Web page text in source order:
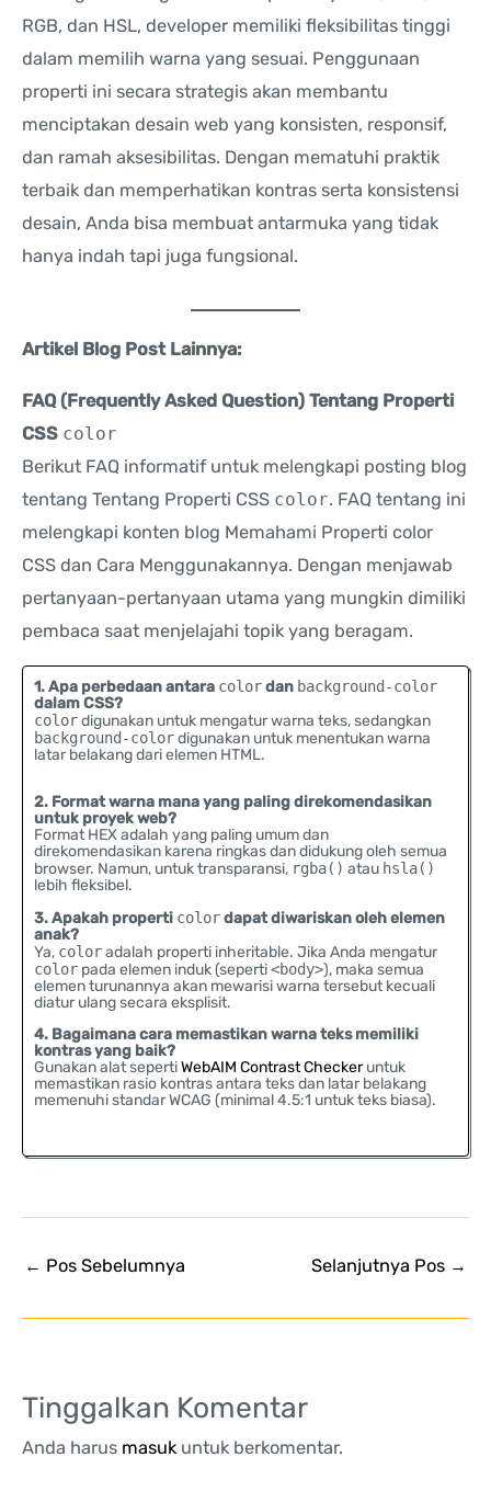
RGB, dan HSL, developer memiliki fleksibilitas tinggi
dalam memilih warna yang sesuai. Penggunaan
properti ini secara strategis akan membantu
menciptakan desain web yang konsisten, responsif,
dan ramah aksesibilitas. Dengan mematuhi praktik
terbaik dan memperhatikan kontras serta konsistensi
desain, Anda bisa membuat antarmuka yang tidak
hanya indah tapi juga fungsional.
Artikel Blog Post Lainnya:
FAQ (Frequently Asked Question) Tentang Properti
CSS color
Berikut FAQ informatif untuk melengkapi posting blog
tentang Tentang Properti CSS color. FAQ tentang ini
melengkapi konten blog Memahami Properti color
CSS dan Cara Menggunakannya. Dengan menjawab
pertanyaan-pertanyaan utama yang mungkin dimiliki
pembaca saat menjelajahi topik yang beragam.
1. Apa perbedaan antara colordan background-color
dalam CSS?
colordigunakan untuk mengatur warna teks, sedangkan
background-colordigunakan untuk menentukan warna
latar belakang dari elemen HTML.
2. Format warna mana yang paling direkomendasikan
untuk proyek web?
Format HEX adalah yang paling umum dan
direkomendasikan karena ringkas dan didukung oleh semua
browser. Namun, untuk transparansi, rgba() atau hsla()
lebih fleksibel.
3. Apakah properti colordapat diwariskan oleh elemen
anak?
Ya, coloradalah properti inheritable. Jika Anda mengatur
color pada elemen induk (seperti<body>), maka semua
elemen turunannya akan mewarisi warna tersebut kecuali
diatur ulang secara eksplisit.
4. Bagaimana cara memastikan warna teks memiliki
kontras yang baik?
Gunakan alat sepertiWebAIM Contrast Checkeruntuk
memastikan rasio kontras antara teks dan latar belakang
memenuhi standar WCAG (minimal 4.5:1 untuk teks biasa).
← Pos Sebelumnya Selanjutnya Pos →
Tinggalkan Komentar
Anda harus masuk untuk berkomentar.